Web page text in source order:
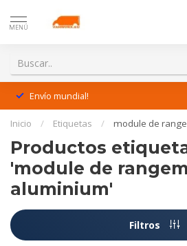
MENÚ
Envío mundial!
Inicio / Etiquetas / module de
Productos
'module de
aluminium'
Filtros